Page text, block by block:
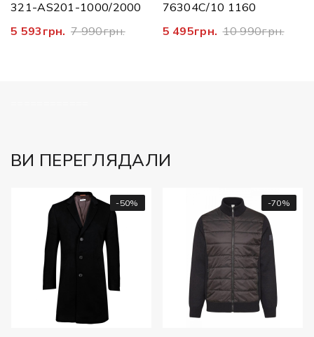
321-AS201-1000/2000
5 593грн. 7 990грн.
76304C/10 1160
5 495грн. 10 990грн.
ВИ ПЕРЕГЛЯДАЛИ
-50% -70%